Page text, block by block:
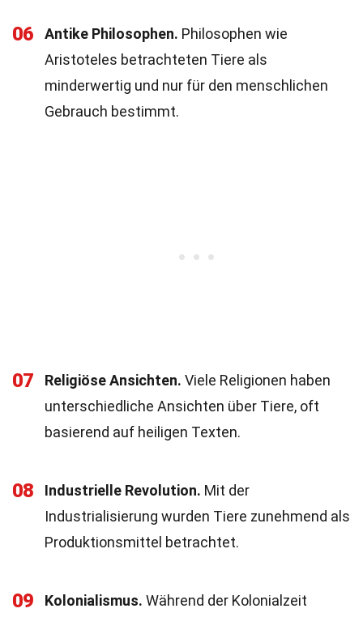
06 Antike Philosophen. Philosophen wie
Aristoteles betrachteten Tiere als
minderwertig und nur für den menschlichen
Gebrauch bestimmt.
07 Religiöse Ansichten. Viele Religionen haben
unterschiedliche Ansichten über Tiere, oft
basierend auf heiligen Texten.
08 Industrielle Revolution. Mit der
Industrialisierung wurden Tiere zunehmend als
Produktionsmittel betrachtet.
09 Kolonialismus. Während der Kolonialzeit